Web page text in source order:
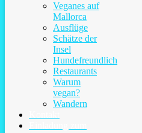
Veganes auf
Mallorca
Ausflüge
Schätze der
Insel
Hundefreundlich
Restaurants
Warum
vegan?
Wandern